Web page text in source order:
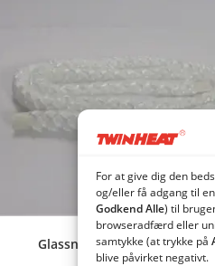
For at give dig den
og/eller få adgang til
Godkend Alle) til
browseradfærd eller
samtykke (at trykke på
blive påvirket negativt.
Glassnor TW/CPI renselåge